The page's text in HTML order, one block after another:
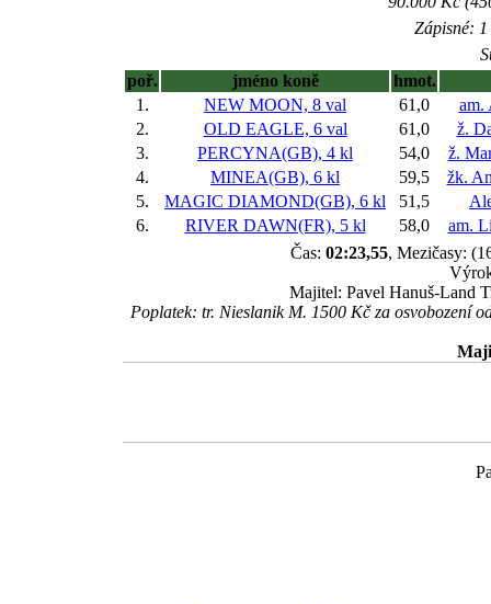
Zápisné:
poř.
jméno koně
hmot.
1.
NEW MOON, 8 val 61,0
am.
2.
OLD EAGLE, 6 val 61,0
ž.
3.
PERCYNA(GB), 4 kl 54,0
ž.
4.
MINEA(GB), 6 kl 59,5
žk.
5.
MAGIC DIAMOND(GB), 6 kl 51,5
6.
RIVER DAWN(FR), 5 kl 58,0
am.
Čas: 02:23,55, Mezičasy:
Majitel: Pavel Hanuš-Land
Poplatek: tr. Nieslanik M. 1500 Kč za osvobození